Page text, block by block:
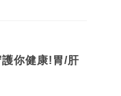
你健康!胃/肝